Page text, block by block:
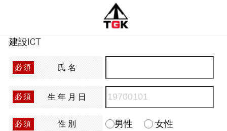
建設ICT
必須 氏名
必須 生年月日
必須 性別 男性 女性